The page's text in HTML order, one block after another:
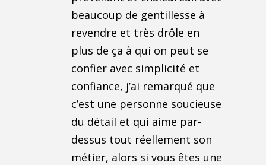
beaucoup de gentillesse à
revendre et très drôle en
plus de ça à qui on peut se
confier avec simplicité et
confiance, j’ai remarqué que
c’est une personne soucieuse
du détail et qui aime par-
dessus tout réellement son
métier, alors si vous êtes une